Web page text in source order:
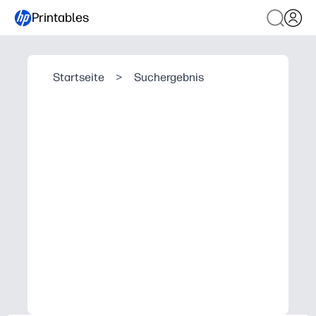
Printables
Startseite > Suchergebnis